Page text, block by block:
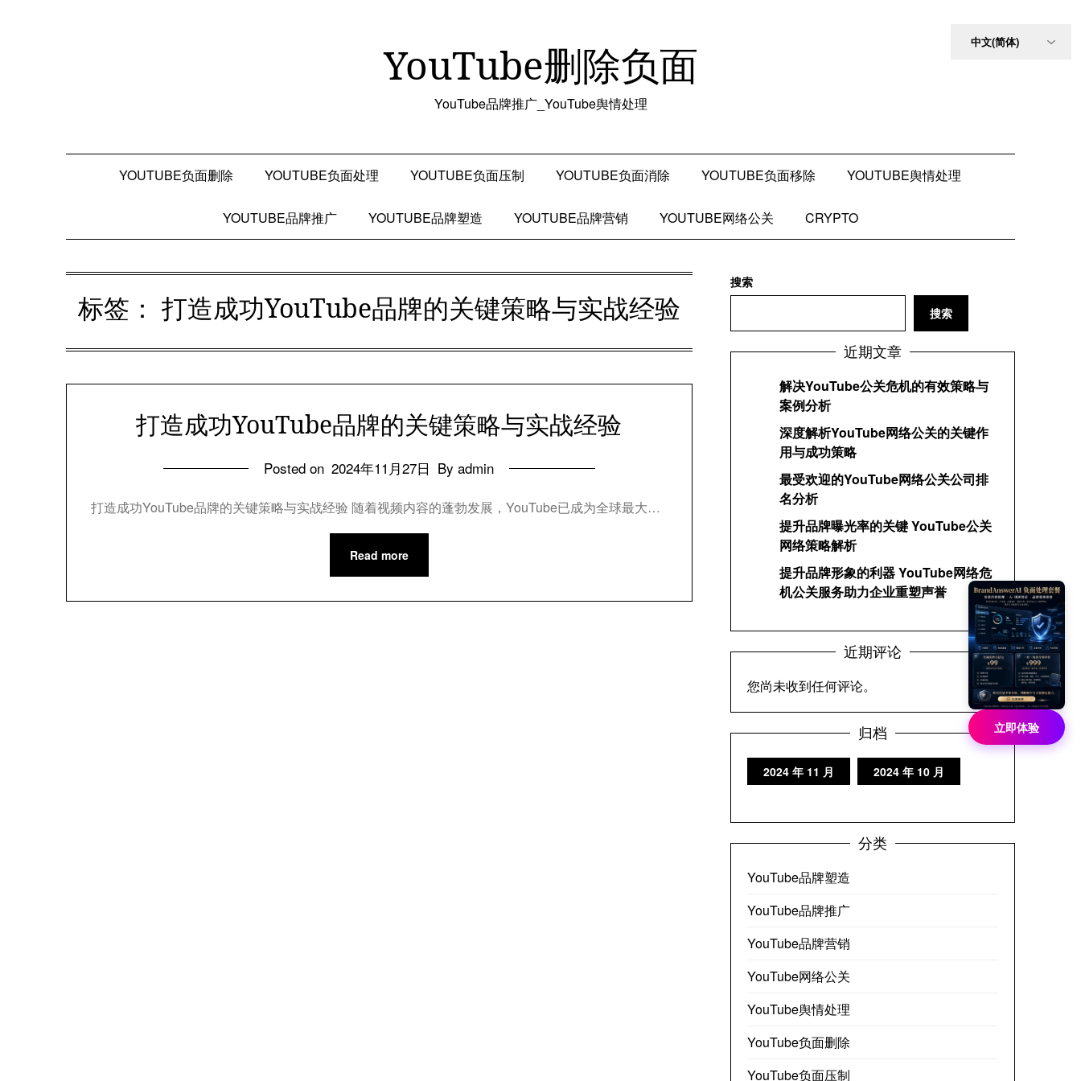
YouTube删除负面
YouTube品牌推广_YouTube舆情处理
YOUTUBE负面删除 YOUTUBE负面处理 YOUTUBE负面压制 YOUTUBE负面消除 YOUTUBE负面移除 YOUTUBE舆情处理
YOUTUBE品牌推广 YOUTUBE品牌塑造 YOUTUBE品牌营销 YOUTUBE网络公关 CRYPTO
标签： 打造成功YouTube品牌的关键策略与实战经验
打造成功YouTube品牌的关键策略与实战经验
Posted on 2024年11月27日 By admin
打造成功YouTube品牌的关键策略与实战经验 随着视频内容的蓬勃发展，YouTube已成为全球最大…
Read more
搜索
搜索
近期文章
解决YouTube公关危机的有效策略与
案例分析
深度解析YouTube网络公关的关键作
用与成功策略
最受欢迎的YouTube网络公关公司排
名分析
提升品牌曝光率的关键 YouTube公关
网络策略解析
提升品牌形象的利器 YouTube网络危
机公关服务助力企业重塑声誉
近期评论
您尚未收到任何评论。
归档
2024 年 11 月 2024 年 10 月
分类
YouTube品牌塑造
YouTube品牌推广
YouTube品牌营销
YouTube网络公关
YouTube舆情处理
YouTube负面删除
YouTube负面压制
立即体验